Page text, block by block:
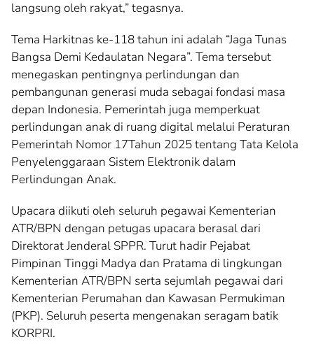
langsung oleh rakyat,” tegasnya.
Tema Harkitnas ke-118 tahun ini adalah “Jaga Tunas
Bangsa Demi Kedaulatan Negara”. Tema tersebut
menegaskan pentingnya perlindungan dan
pembangunan generasi muda sebagai fondasi masa
depan Indonesia. Pemerintah juga memperkuat
perlindungan anak di ruang digital melalui Peraturan
Pemerintah Nomor 17Tahun 2025 tentang Tata Kelola
Penyelenggaraan Sistem Elektronik dalam
Perlindungan Anak.
Upacara diikuti oleh seluruh pegawai Kementerian
ATR/BPN dengan petugas upacara berasal dari
Direktorat Jenderal SPPR. Turut hadir Pejabat
Pimpinan Tinggi Madya dan Pratama di lingkungan
Kementerian ATR/BPN serta sejumlah pegawai dari
Kementerian Perumahan dan Kawasan Permukiman
(PKP). Seluruh peserta mengenakan seragam batik
KORPRI.